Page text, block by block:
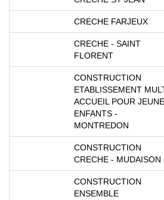
CRECHE FARJEUX
CRECHE - SAINT
FLORENT
CONSTRUCTION
ETABLISSEMENT
ACCUEIL POUR
ENFANTS -
MONTREDON
CONSTRUCTION
CRECHE - MUDAISON
CONSTRUCTION
ENSEMBLE